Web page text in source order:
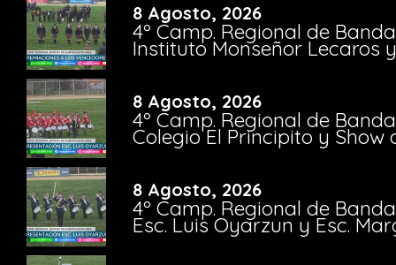
8 Agosto, 2026
4º Camp. Regional de
Instituto Monseñor Lecaros
8 Agosto, 2026
4º Camp. Regional de
Colegio El Principito y Show
8 Agosto, 2026
4º Camp. Regional de
Esc. Luis Oyarzun y Esc.